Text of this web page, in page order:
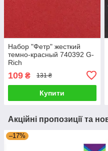
Набор "Фетр" жесткий
темно-красный 740392 G-
Rich
109 ₴ 131 ₴
Купити
Акційні пропозиції та
–17%